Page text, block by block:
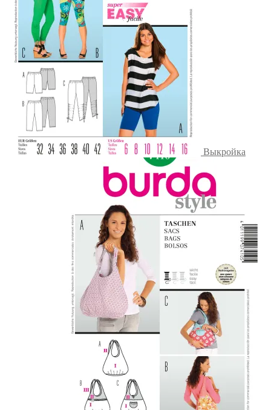
Выкройка